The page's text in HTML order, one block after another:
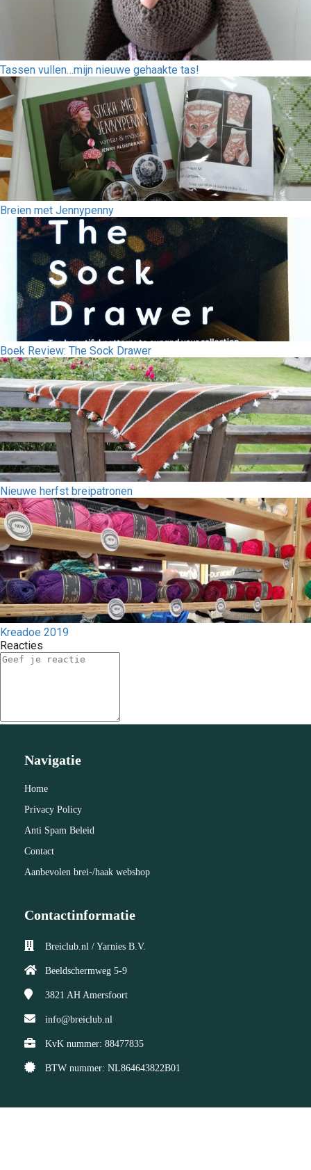
Tassen vullen…mijn nieuwe gehaakte tas!
Breien met Jennypenny
Boek Review: The Sock Drawer
Nieuwe herfst breipatronen
Kreadoe 2019
Reacties
Navigatie
Home
Privacy Policy
Anti Spam Beleid
Contact
Aanbevolen brei-/haak webshop
Contactinformatie
Breiclub.nl / Yarnies B.V.
Beeldschermweg 5-9
3821 AH Amersfoort
info@breiclub.nl
KvK nummer: 88477835
BTW nummer: NL864643822B01